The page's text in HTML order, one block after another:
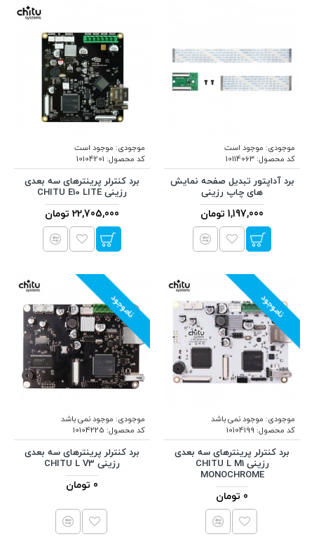
موجودی: موجود است
کد محصول:10114063
برد آداپتور تبدیل صفحه نمایش
های چاپ رزینی
1,197,000 تومان
موجودی: موجود است
کد محصول: 10104201
برد کنترلر پرینترهای سه بعدی
رزینی CHITU E10 LITE
22,705,000 تومان
ناموجود
موجودی: موجود نمی باشد
کد محصول: 10104199
برد کنترلر پرینترهای سه بعدی
رزینی CHITU L M1
MONOCHROME
0 تومان
ناموجود
موجودی: موجود نمی باشد
کد محصول: 10104225
برد کنترلر پرینترهای سه بعدی
رزینی CHITU L V3
0 تومان